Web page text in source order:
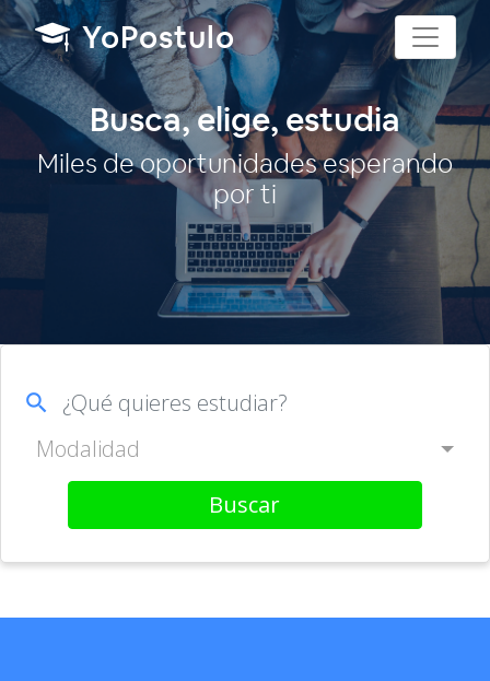
YoPostulo
Busca, elige, estudia
Miles de oportunidades esperando
por ti
search
Modalidad
Buscar